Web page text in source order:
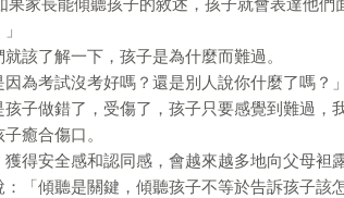
果家長能傾聽孩子的敘述，孩子就會表達他
該了解一下，孩子是為什麼而難過。
為考試沒考好嗎？還是別人說你什麼了嗎？」
子做錯了，受傷了，孩子只要感覺到難過，
癒合傷口。
得安全感和認同感，會越來越多地向父母袒
「傾聽是關鍵，傾聽孩子不等於告訴孩子該